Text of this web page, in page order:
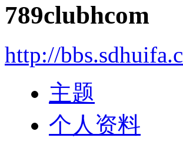
789clubhcom
http://
主题
个人资料